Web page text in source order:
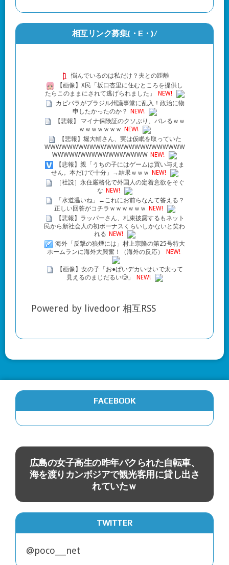
相互リンク募集(・Ε・)/
悩んでいるのは私だけ？夫との距離
【画像】X民「坂口杏里に住むところを提供し
たらこのままにされて逃げられました」
NEW!
カピバラがブラジル州議事堂に乱入！政治に物
申したかったのか？
NEW!
【悲報】 マイナ保険証のクソぶり、バレるｗｗ
ｗｗｗｗｗｗｗ
NEW!
【悲報】堀大輔さん、実は仮眠を取っていた
WWWWWWWWWWWWWWWWWWWWWWWWW
WWWWWWWWWWWWWWWWW NEW!
【悲報】親「うちの子にはゲームは買い与えま
せん。本だけで十分」→結果ｗｗｗ
NEW!
［社説］永住厳格化で外国人の定着意欲をそぐ
な NEW!
「水道温いね」←これにお前らなんて答える？
正しい回答がコチラｗｗｗｗｗｗ
NEW!
【悲報】ラッパーさん、札束披露するもネット
民から新社会人の初ボーナスくらいしかないと笑わ
れる NEW!
海外「反撃の狼煙には」村上宗隆の第25号特大
ホームランに海外大興奮！（海外の反応）
NEW!
【画像】女の子「お●ぱいデカいせいで太って
見えるのまじだるい🥲」
NEW!
Powered by livedoor 相互RSS
FACEBOOK
広島の女子高生の昨年パクられた自転車、
海を渡りカンボジアで観光客用に貸し出さ
れていたｗ
TWITTER
@poco___net